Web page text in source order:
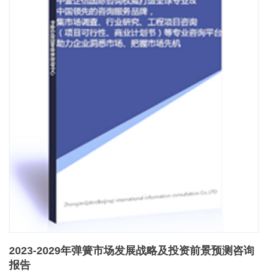
2023-2029年弹簧市场发展战略及投资前景预测咨询
报告